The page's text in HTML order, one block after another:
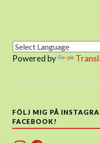
Powered by
FÖLJ MIG PÅ
FACEBOOK!